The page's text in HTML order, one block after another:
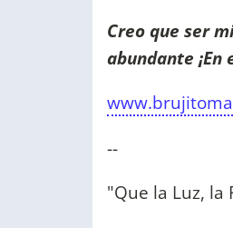
Creo que ser
abundante
--
"Que la Luz, la